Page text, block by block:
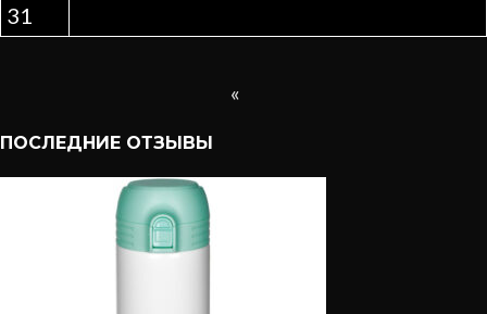
31
«
ПОСЛЕДНИЕ ОТЗЫВЫ